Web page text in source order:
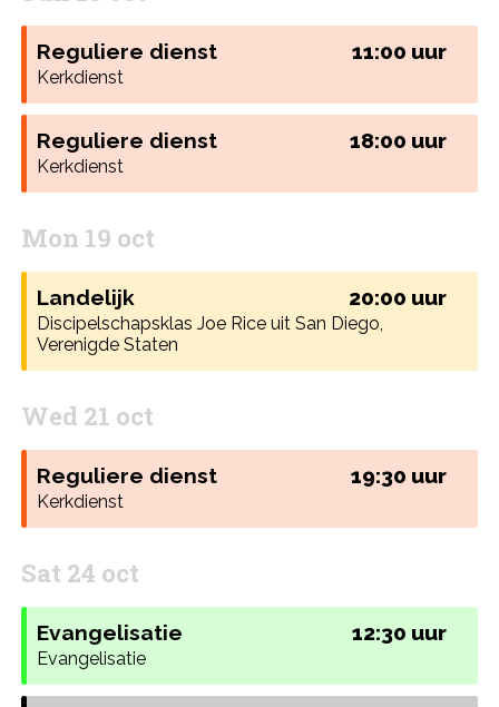
Reguliere dienst 11:00 uur
Kerkdienst
Reguliere dienst 18:00 uur
Kerkdienst
Mon 19 oct
Landelijk 20:00 uur
Discipelschapsklas Joe Rice uit San Diego,
Verenigde Staten
Wed 21 oct
Reguliere dienst 19:30 uur
Kerkdienst
Sat 24 oct
Evangelisatie 12:30 uur
Evangelisatie